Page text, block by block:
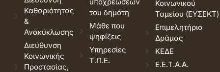
Καθαριότητας
&
Ανακύκλωσης
Διεύθυνση
Κοινωνικής
Προστασίας,
του δημότη
Μάθε που
ψηφίζεις
Υπηρεσίες
Τ.Π.Ε.
Κοινωνικού
Ταμείου (ΕΥΣΕΚΤ)
Επιμελητήριο
Δράμας
ΚΕΔΕ
Ε.Ε.Τ.Α.Α.